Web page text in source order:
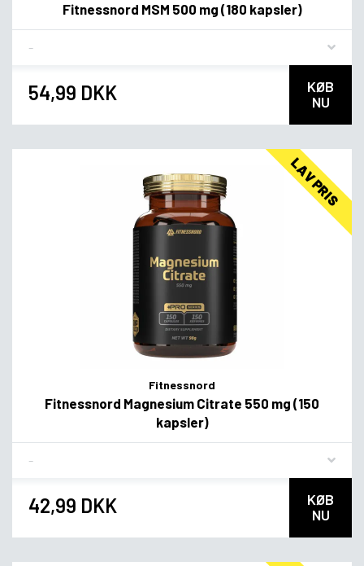
Fitnessnord MSM 500 mg (180 kapsler)
54,99 DKK
KØB
NU
LAV PRIS
Fitnessnord
Fitnessnord Magnesium Citrate 550 mg (150
kapsler)
42,99 DKK
KØB
NU